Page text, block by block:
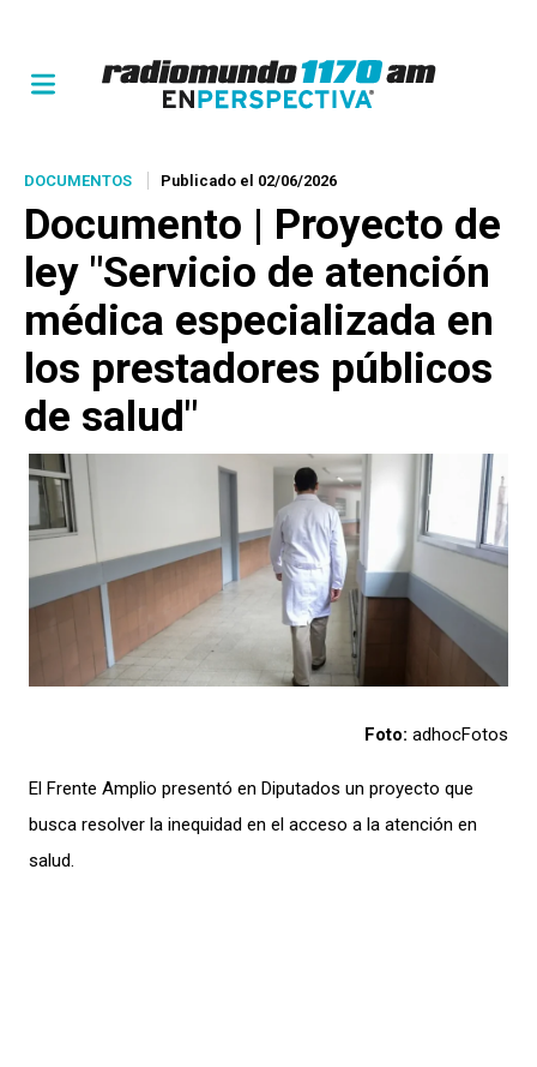
DOCUMENTOS Publicado el 02/06/2026
Documento | Proyecto de
ley "Servicio de atención
médica especializada en
los prestadores públicos
de salud"
Foto: adhocFotos
El Frente Amplio presentó en Diputados un proyecto que
busca resolver la inequidad en el acceso a la atención en
salud.